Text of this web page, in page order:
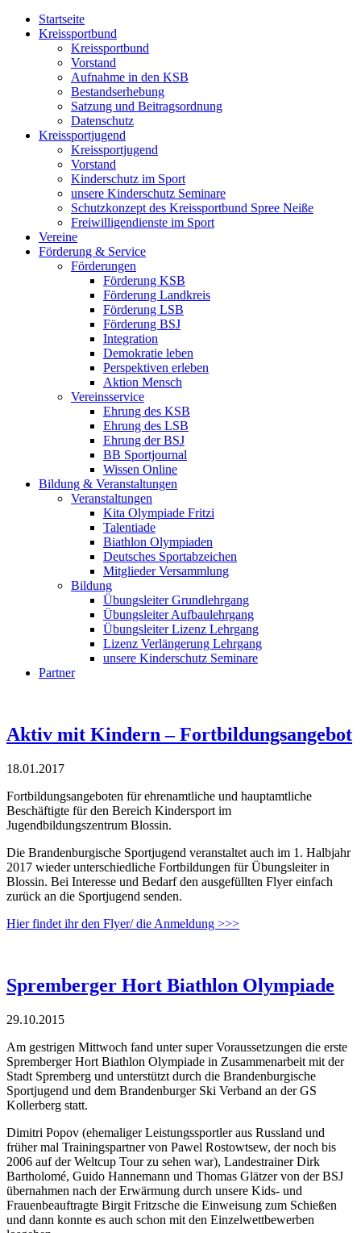
Startseite
Kreissportbund
Kreissportbund
Vorstand
Aufnahme in den KSB
Bestandserhebung
Satzung und Beitragsordnung
Datenschutz
Kreissportjugend
Kreissportjugend
Vorstand
Kinderschutz im Sport
unsere Kinderschutz Seminare
Schutzkonzept des Kreissportbund Spree Neiße
Freiwilligendienste im Sport
Vereine
Förderung & Service
Förderungen
Förderung KSB
Förderung Landkreis
Förderung LSB
Förderung BSJ
Integration
Demokratie leben
Perspektiven erleben
Aktion Mensch
Vereinsservice
Ehrung des KSB
Ehrung des LSB
Ehrung der BSJ
BB Sportjournal
Wissen Online
Bildung & Veranstaltungen
Veranstaltungen
Kita Olympiade Fritzi
Talentiade
Biathlon Olympiaden
Deutsches Sportabzeichen
Mitglieder Versammlung
Bildung
Übungsleiter Grundlehrgang
Übungsleiter Aufbaulehrgang
Übungsleiter Lizenz Lehrgang
Lizenz Verlängerung Lehrgang
unsere Kinderschutz Seminare
Partner
Aktiv mit Kindern – Fortbildungsangebot
18.01.2017
Fortbildungsangeboten für ehrenamtliche und hauptamtliche
Beschäftigte für den Bereich Kindersport im
Jugendbildungszentrum Blossin.
Die Brandenburgische Sportjugend veranstaltet auch im 1. Halbjahr
2017 wieder unterschiedliche Fortbildungen für Übungsleiter in
Blossin. Bei Interesse und Bedarf den ausgefüllten Flyer einfach
zurück an die Sportjugend senden.
Hier findet ihr den Flyer/ die Anmeldung >>>
Spremberger Hort Biathlon Olympiade
29.10.2015
Am gestrigen Mittwoch fand unter super Voraussetzungen die erste
Spremberger Hort Biathlon Olympiade in Zusammenarbeit mit der
Stadt Spremberg und unterstützt durch die Brandenburgische
Sportjugend und dem Brandenburger Ski Verband an der GS
Kollerberg statt.
Dimitri Popov (ehemaliger Leistungssportler aus Russland und
früher mal Trainingspartner von Pawel Rostowtsew, der noch bis
2006 auf der Weltcup Tour zu sehen war), Landestrainer Dirk
Bartholomé, Guido Hannemann und Thomas Glätzer von der BSJ
übernahmen nach der Erwärmung durch unsere Kids- und
Frauenbeauftragte Birgit Fritzsche die Einweisung zum Schießen
und dann konnte es auch schon mit den Einzelwettbewerben